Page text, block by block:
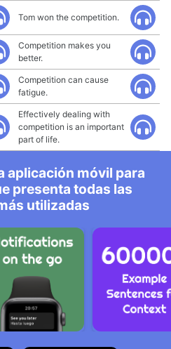
Tom won the competition.
Competition makes you
better.
Competition can cause
fatigue.
Effectively dealing with
competition is an important
part of life.
aplicación móvil para
presenta todas las
utilizadas